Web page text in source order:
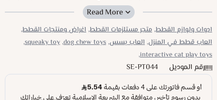
والتصميم المميز طابعًا عصريًا يناسب محبي الحيوانات
مثالية للعب اليومي:بفضلالحجم المناسبللكلاب والقطط
يمكن لحيوانك الأليف الاستمتاع بساعات من المرح والتمرين دون
إرهاق.
متينة وعالية الجودة:تُصنع
الجراء واللعب المستمر.
ادوات ولوازم القطط, متجر مستلزمات القطط, اغراض ومنتجات القطط,
العاب قطط في المنزل, العاب بسس, dog chew toys,
squeaky toy,
interactive cat play toys,
رقم الموديل SE-PT044